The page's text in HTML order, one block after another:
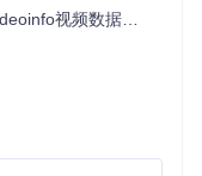
现
数据分析助手全攻略